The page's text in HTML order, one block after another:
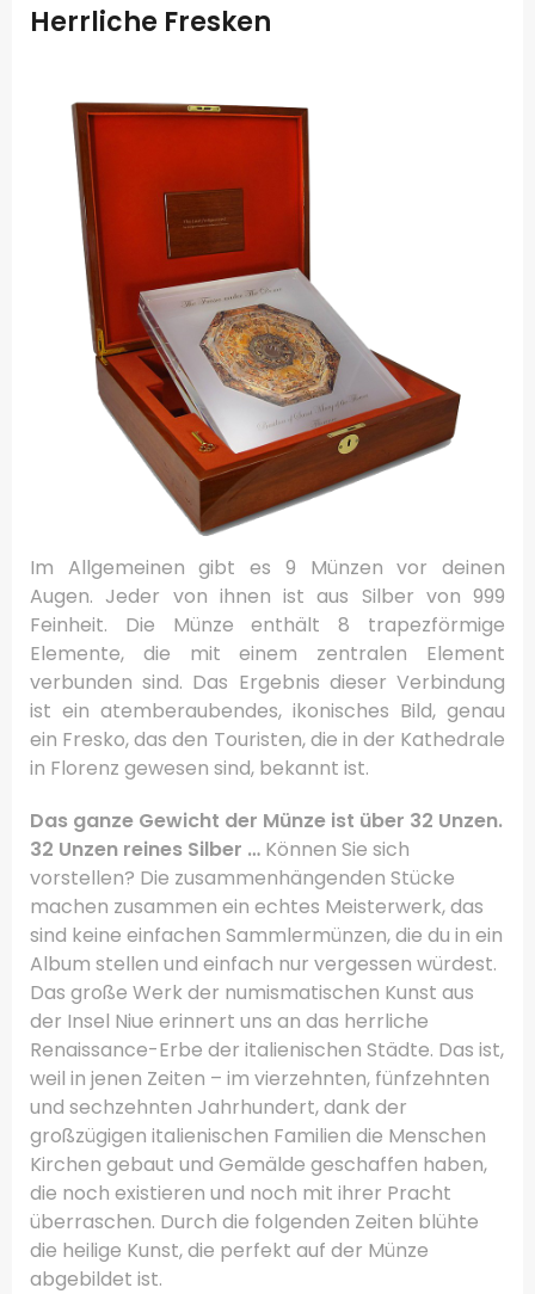
Herrliche Fresken
Im Allgemeinen gibt es 9 Münzen vor deinen
Augen.Jeder von ihnen ist aus Silber von 999
Feinheit. Die Münze enthält 8 trapezförmige
Elemente, die mit einem zentralen Element
verbunden sind. Das Ergebnis dieser Verbindung
ist ein atemberaubendes, ikonisches Bild, genau
ein Fresko, das den Touristen, die in der Kathedrale
in Florenz gewesen sind, bekannt ist.
Das ganze Gewicht der Münze ist über 32 Unzen.
32 Unzen reines Silber … Können Sie sich
vorstellen? Die zusammenhängenden Stücke
machen zusammen ein echtes Meisterwerk, das
sind keine einfachen Sammlermünzen, die du in ein
Album stellen und einfach nur vergessen würdest.
Das große Werk der numismatischen Kunst aus
der Insel Niue erinnert uns an das herrliche
Renaissance-Erbe der italienischen Städte. Das ist,
weil in jenen Zeiten – im vierzehnten, fünfzehnten
und sechzehnten Jahrhundert, dank der
großzügigen italienischen Familien die Menschen
Kirchen gebaut und Gemälde geschaffen haben,
die noch existieren und noch mit ihrer Pracht
überraschen. Durch die folgenden Zeiten blühte
die heilige Kunst, die perfekt auf der Münze
abgebildet ist.